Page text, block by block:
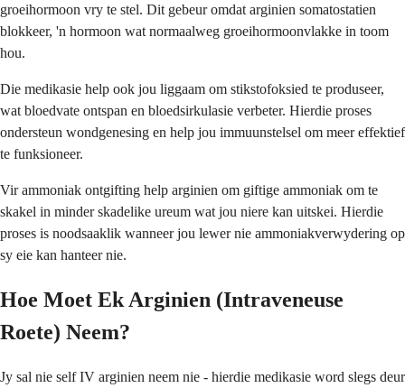
groeihormoon vry te stel. Dit gebeur omdat arginien somatostatien
blokkeer, 'n hormoon wat normaalweg groeihormoonvlakke in toom
hou.
Die medikasie help ook jou liggaam om stikstofoksied te produseer,
wat bloedvate ontspan en bloedsirkulasie verbeter. Hierdie proses
ondersteun wondgenesing en help jou immuunstelsel om meer effektief
te funksioneer.
Vir ammoniak ontgifting help arginien om giftige ammoniak om te
skakel in minder skadelike ureum wat jou niere kan uitskei. Hierdie
proses is noodsaaklik wanneer jou lewer nie ammoniakverwydering op
sy eie kan hanteer nie.
Hoe Moet Ek Arginien (Intraveneuse
Roete) Neem?
Jy sal nie self IV arginien neem nie - hierdie medikasie word slegs deur